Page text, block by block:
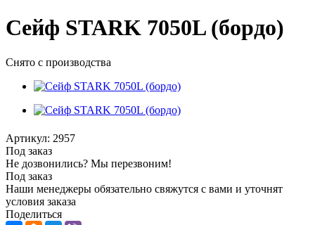
Сейф STARK 7050L (бордо)
Снято с производства
Артикул: 2957
Под заказ
Не дозвонились? Мы перезвоним!
Под заказ
Наши менеджеры обязательно свяжутся с вами и уточнят
условия заказа
Поделиться